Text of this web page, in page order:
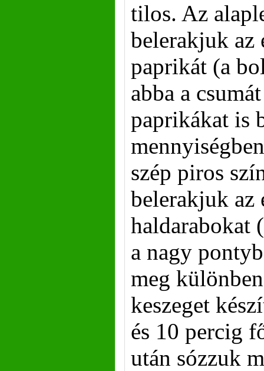
tilos. Az
belerakjuk az
paprikát (a
abba a
paprikákat is
szép piros
belerakjuk az
haldarabokat
a nagy
meg
keszeget
és 10 percig
után sózzuk